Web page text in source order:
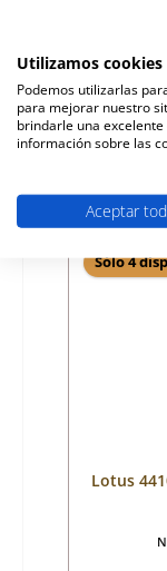
Sólo 4
Lotus
Utilizamos cookies
Podemos utilizarlas
para mejorar nuestro
brindarle una
información sobre las
Aceptar